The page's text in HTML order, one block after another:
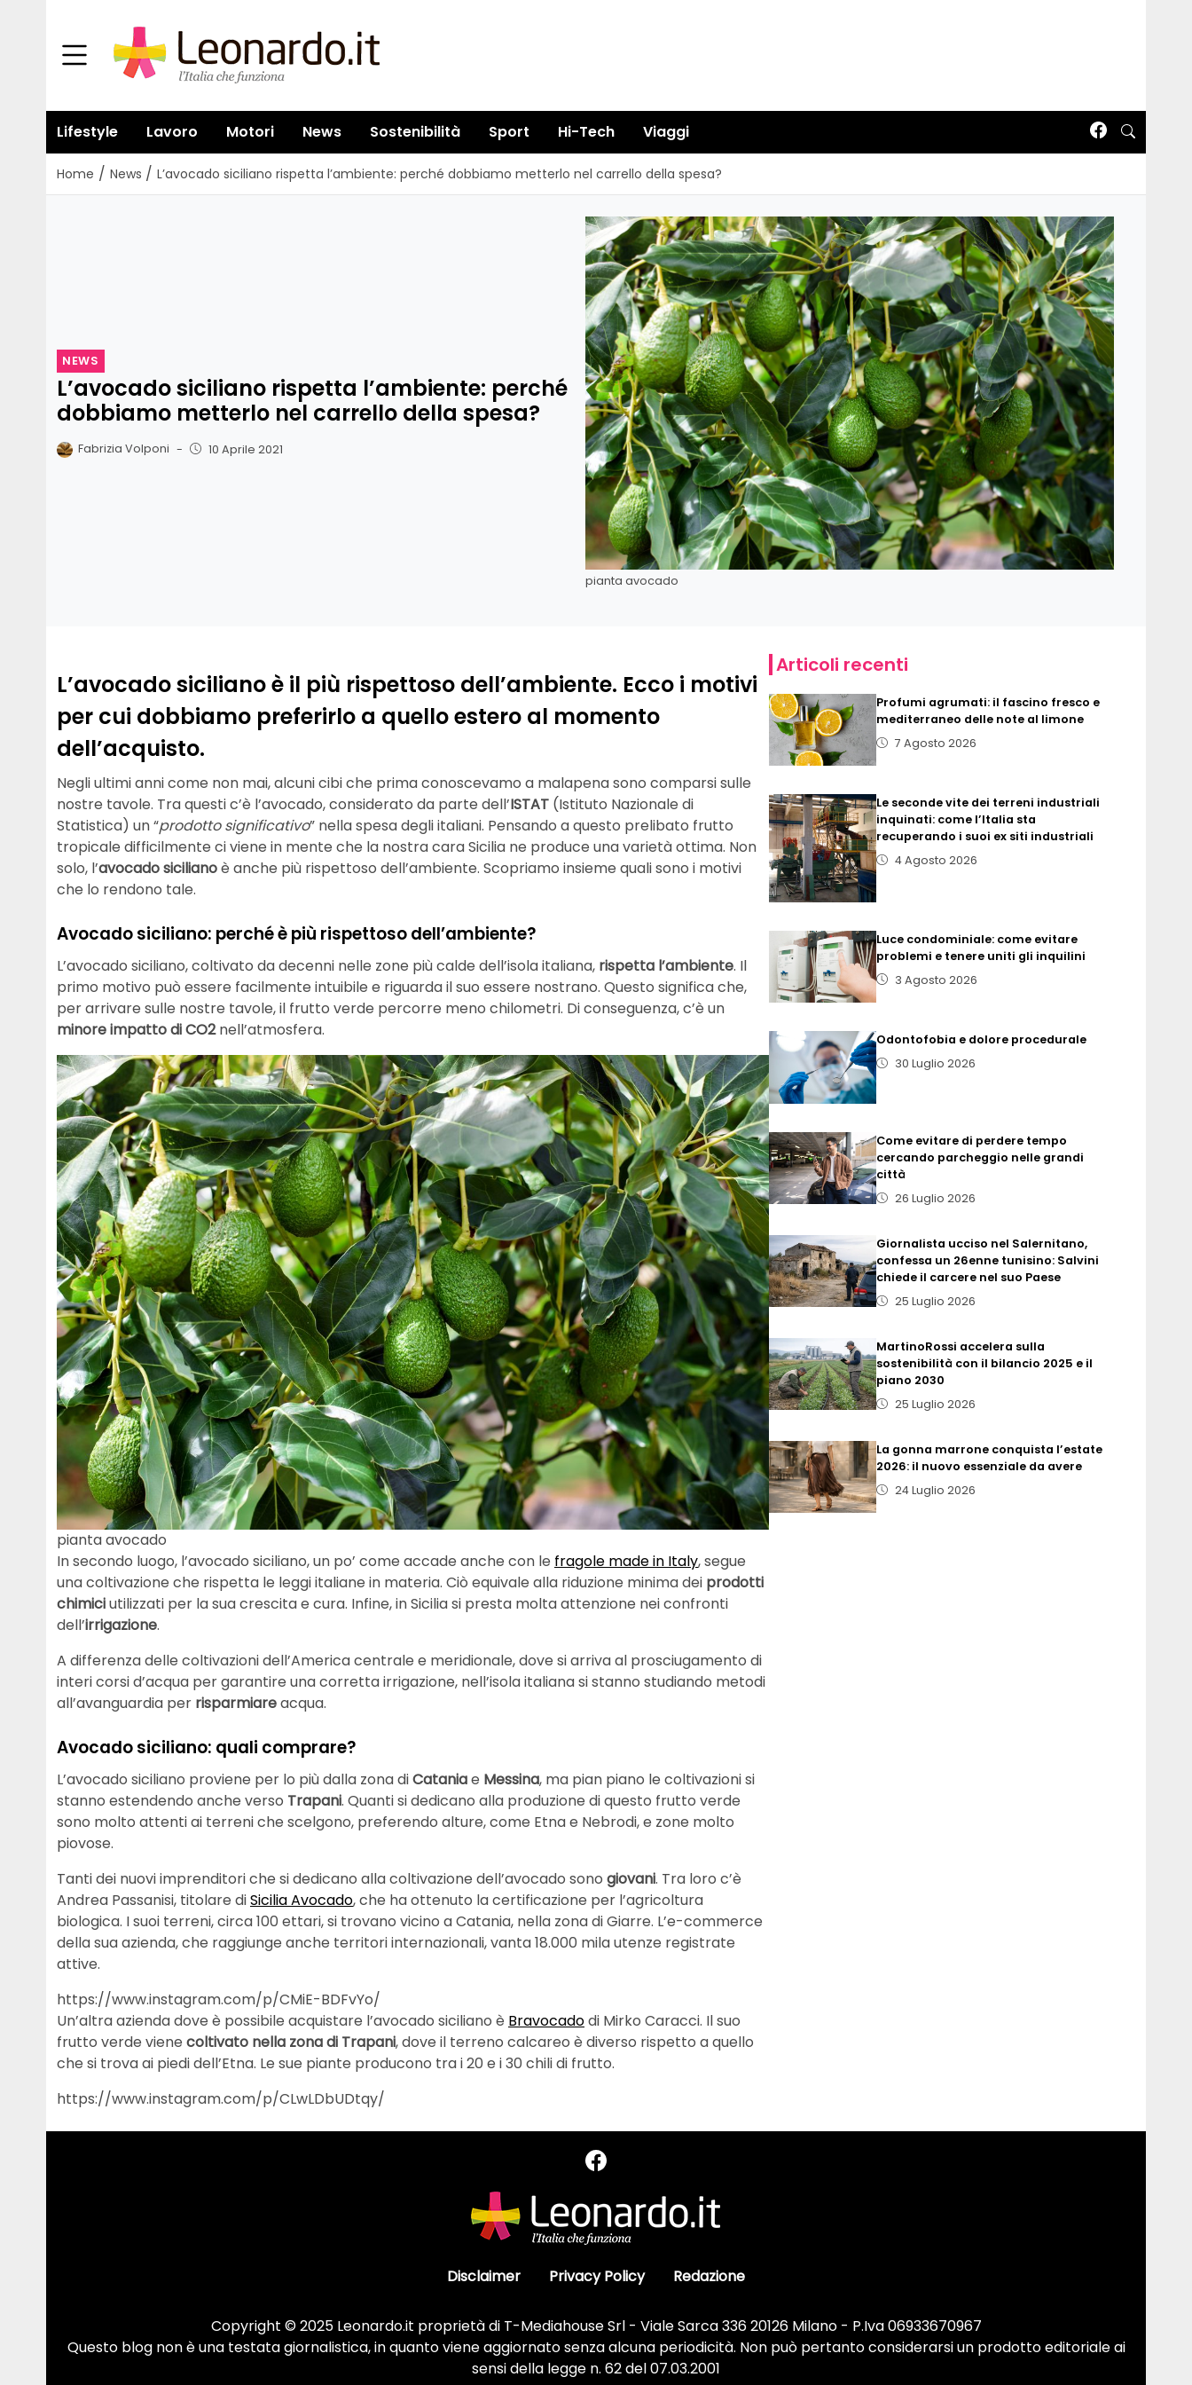
Lifestyle Lavoro Motori News Sostenibilità Sport Hi-Tech Viaggi
Home / News / L’avocado siciliano rispetta l’ambiente: perché dobbiamo metterlo nel carrello della spesa?
NEWS
L’avocado siciliano rispetta l’ambiente: perché
dobbiamo metterlo nel carrello della spesa?
Fabrizia Volponi - 10 Aprile 2021
pianta avocado
L’avocado siciliano è il più rispettoso dell’ambiente. Ecco i motivi
per cui dobbiamo preferirlo a quello estero al momento
dell’acquisto.
Negli ultimi anni come non mai, alcuni cibi che prima conoscevamo a malapena sono comparsi sulle
nostre tavole. Tra questi c’è l’avocado, considerato da parte dell’ISTAT (Istituto Nazionale di
Statistica) un “prodotto significativo” nella spesa degli italiani. Pensando a questo prelibato frutto
tropicale difficilmente ci viene in mente che la nostra cara Sicilia ne produce una varietà ottima. Non
solo, l’avocado sicilianoè anche più rispettoso dell’ambiente. Scopriamo insieme quali sono i motivi
che lo rendono tale.
Avocado siciliano: perché è più rispettoso dell’ambiente?
L’avocado siciliano, coltivato da decenni nelle zone più calde dell’isola italiana, rispetta l’ambiente. Il
primo motivo può essere facilmente intuibile e riguarda il suo essere nostrano. Questo significa che,
per arrivare sulle nostre tavole, il frutto verde percorre meno chilometri. Di conseguenza, c’è un
minore impatto di CO2nell’atmosfera.
pianta avocado
In secondo luogo, l’avocado siciliano, un po’ come accade anche con le fragole made in Italy, segue
una coltivazione che rispetta le leggi italiane in materia. Ciò equivale alla riduzione minima dei prodotti
chimiciutilizzati per la sua crescita e cura. Infine, in Sicilia si presta molta attenzione nei confronti
dell’irrigazione.
A differenza delle coltivazioni dell’America centrale e meridionale, dove si arriva al prosciugamento di
interi corsi d’acqua per garantire una corretta irrigazione, nell’isola italiana si stanno studiando metodi
all’avanguardia per risparmiareacqua.
Avocado siciliano: quali comprare?
L’avocado siciliano proviene per lo più dalla zona diCataniae Messina, ma pian piano le coltivazioni si
stanno estendendo anche verso Trapani. Quanti si dedicano alla produzione di questo frutto verde
sono molto attenti ai terreni che scelgono, preferendo alture, come Etna e Nebrodi, e zone molto
piovose.
Tanti dei nuovi imprenditori che si dedicano alla coltivazione dell’avocado sono giovani. Tra loro c’è
Andrea Passanisi, titolare diSiciliaAvocado, che ha ottenuto la certificazione per l’agricoltura
biologica. I suoi terreni, circa 100 ettari, si trovano vicino a Catania, nella zona di Giarre. L’e-commerce
della sua azienda, che raggiunge anche territori internazionali, vanta 18.000 mila utenze registrate
attive.
https://www.instagram.com/p/CMiE-BDFvYo/
Un’altra azienda dove è possibile acquistare l’avocado siciliano è Bravocadodi Mirko Caracci. Il suo
frutto verde viene coltivato nella zona di Trapani, dove il terreno calcareo è diverso rispetto a quello
che si trova ai piedi dell’Etna. Le sue piante producono tra i 20 e i 30 chili di frutto.
https://www.instagram.com/p/CLwLDbUDtqy/
Articoli recenti
Profumi agrumati: il fascino fresco e
mediterraneo delle note al limone
7 Agosto 2026
Le seconde vite dei terreni industriali
inquinati: come l’Italia sta
recuperando i suoi ex siti industriali
4 Agosto 2026
Luce condominiale: come evitare
problemi e tenere uniti gli inquilini
3 Agosto 2026
Odontofobia e dolore procedurale
30 Luglio 2026
Come evitare di perdere tempo
cercando parcheggio nelle grandi
città
26 Luglio 2026
Giornalista ucciso nel Salernitano,
confessa un 26enne tunisino: Salvini
chiede il carcere nel suo Paese
25 Luglio 2026
MartinoRossi accelera sulla
sostenibilità con il bilancio 2025 e il
piano 2030
25 Luglio 2026
La gonna marrone conquista l’estate
2026: il nuovo essenziale da avere
24 Luglio 2026
Disclaimer Privacy Policy Redazione
Copyright © 2025 Leonardo.it proprietà di T-Mediahouse Srl - Viale Sarca 336 20126 Milano - P.Iva 06933670967
Questo blog non è una testata giornalistica, in quanto viene aggiornato senza alcuna periodicità. Non può pertanto considerarsi un prodotto editoriale ai
sensi della legge n. 62 del 07.03.2001